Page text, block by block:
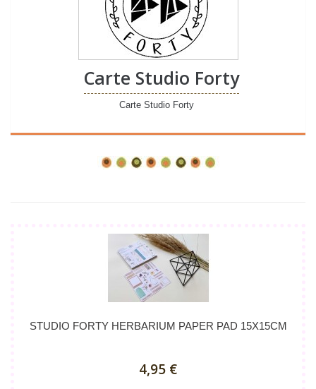
Carte Studio Forty
Carte Studio Forty
STUDIO FORTY HERBARIUM PAPER PAD 15X15CM
4,95 €